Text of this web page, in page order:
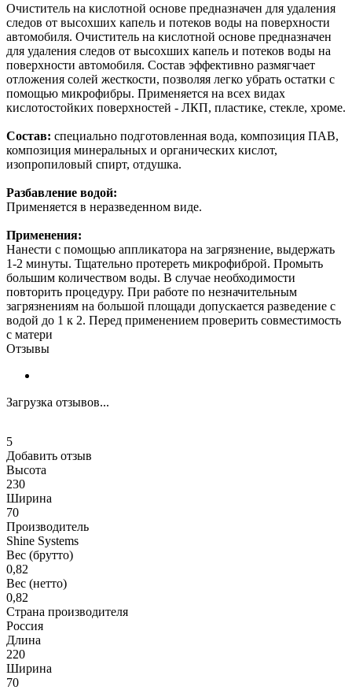
Очиститель на кислотной основе предназначен для удаления
следов от высохших капель и потеков воды на поверхности
автомобиля. Очиститель на кислотной основе предназначен
для удаления следов от высохших капель и потеков воды на
поверхности автомобиля. Состав эффективно размягчает
отложения солей жесткости, позволяя легко убрать остатки с
помощью микрофибры. Применяется на всех видах
кислотостойких поверхностей - ЛКП, пластике, стекле, хроме.
Состав: специально подготовленная вода, композиция ПАВ,
композиция минеральных и органических кислот,
изопропиловый спирт, отдушка.
Разбавление водой:
Применяется в неразведенном виде.
Применения:
Нанести с помощью аппликатора на загрязнение, выдержать
1-2 минуты. Тщательно протереть микрофиброй. Промыть
большим количеством воды. В случае необходимости
повторить процедуру. При работе по незначительным
загрязнениям на большой площади допускается разведение с
водой до 1 к 2. Перед применением проверить совместимость
с матери
Отзывы
Загрузка отзывов...
5
Добавить отзыв
Высота
230
Ширина
70
Производитель
Shine Systems
Вес (брутто)
0,82
Вес (нетто)
0,82
Страна производителя
Россия
Длина
220
Ширина
70